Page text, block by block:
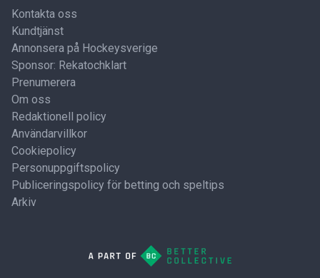
Kontakta oss
Kundtjänst
Annonsera på Hockeysverige
Sponsor: Rekatochklart
Prenumerera
Om oss
Redaktionell policy
Användarvillkor
Cookiepolicy
Personuppgiftspolicy
Publiceringspolicy för betting och speltips
Arkiv